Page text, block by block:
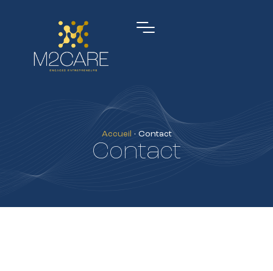
Accueil • Contact
Contact